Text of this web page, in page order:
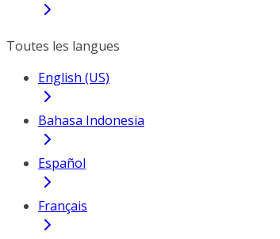
Toutes les langues
English (US)
Bahasa Indonesia
Español
Français